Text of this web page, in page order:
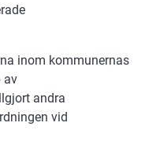
inom kommunernas
av
andra
vid